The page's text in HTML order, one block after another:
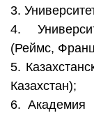
3.
4.
(Реймс,
5.
Казахстан);
6. Академия